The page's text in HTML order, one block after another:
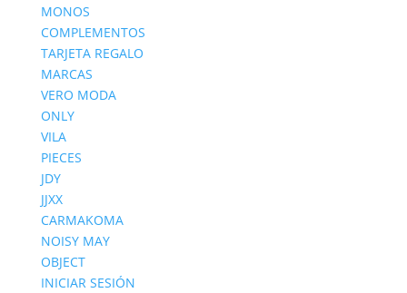
MONOS
COMPLEMENTOS
TARJETA REGALO
MARCAS
VERO MODA
ONLY
VILA
PIECES
JDY
JJXX
CARMAKOMA
NOISY MAY
OBJECT
INICIAR SESIÓN